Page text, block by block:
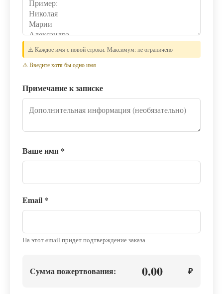
⚠️ Каждое имя с новой строки. Максимум: не ограничено
⚠️ Введите хотя бы одно имя
Примечание к записке
Ваше имя *
Email *
На этот email придет подтверждение заказа
Сумма пожертвования: 0.00 ₽